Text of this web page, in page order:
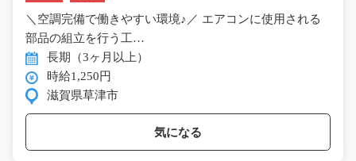
＼空調完備で働きやすい環境♪／ エアコンに使用される
部品の組立を行う工…
長期（3ヶ月以上）
時給1,250円
滋賀県草津市
気になる